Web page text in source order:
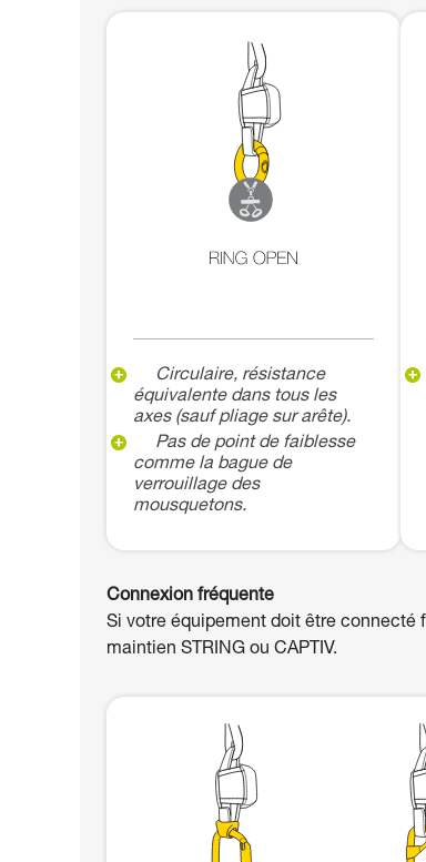
Circulaire, résistance
équivalente dans tous les
axes (sauf pliage sur arête).
Pas de point de faiblesse
comme la bague de
verrouillage des
mousquetons.
Connexion fréquente
Si votre équipement doit être connecté
maintien STRING ou CAPTIV.